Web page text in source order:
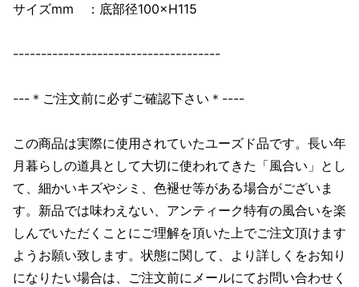
サイズmm ：底部径100×H115
-------------------------------------
---＊ご注文前に必ずご確認下さい＊----
この商品は実際に使用されていたユーズド品です。長い年
月暮らしの道具として大切に使われてきた「風合い」とし
て、細かいキズやシミ、色褪せ等がある場合がございま
す。新品では味わえない、アンティーク特有の風合いを楽
しんでいただくことにご理解を頂いた上でご注文頂けます
ようお願い致します。状態に関して、より詳しくをお知り
になりたい場合は、ご注文前にメールにてお問い合わせく